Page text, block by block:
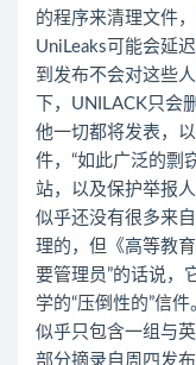
的程序来清理文件
UniLeaks可能会延
到发布不会对这些
下，UNILACK只会
他一切都将发表，
件，“如此广泛的剽
站，以及保护举报
似乎还没有很多来
理的，但《高等教
要管理员”的话说，
学的“压倒性的”信
似乎只包含一组与
部分摘录自周四发